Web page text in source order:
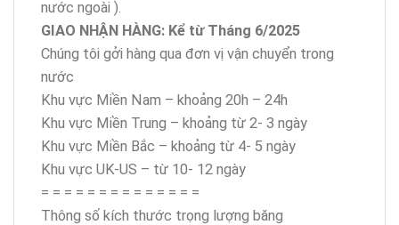
nước ngoài ).
GIAO NHẬN HÀNG: Kể từ Tháng 6/2025
Chúng tôi gởi hàng qua đơn vị vận chuyển trong
nước
Khu vực Miền Nam – khoảng 20h – 24h
Khu vực Miền Trung – khoảng từ 2- 3 ngày
Khu vực Miền Bắc – khoảng từ 4- 5 ngày
Khu vực UK-US – từ 10- 12 ngày
= = = = = = = = = = = = = =
Thông số kích thước trọng lượng băng